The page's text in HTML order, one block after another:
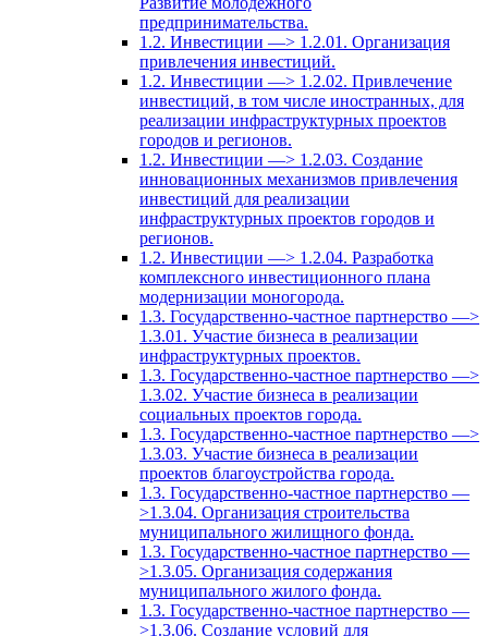
предпринимательства.
1.2. Инвестиции —> 1.2.01. Организация
привлечения инвестиций.
1.2. Инвестиции —> 1.2.02. Привлечение
инвестиций, в том числе иностранных, для
реализации инфраструктурных проектов
городов и регионов.
1.2. Инвестиции —> 1.2.03. Создание
инновационных механизмов привлечения
инвестиций для реализации
инфраструктурных проектов городов и
регионов.
1.2. Инвестиции —> 1.2.04. Разработка
комплексного инвестиционного плана
модернизации моногорода.
1.3. Государственно-частное партнерство —>
1.3.01. Участие бизнеса в реализации
инфраструктурных проектов.
1.3. Государственно-частное партнерство —>
1.3.02. Участие бизнеса в реализации
социальных проектов города.
1.3. Государственно-частное партнерство —>
1.3.03. Участие бизнеса в реализации
проектов благоустройства города.
1.3. Государственно-частное партнерство —
>1.3.04. Организация строительства
муниципального жилищного фонда.
1.3. Государственно-частное партнерство —
>1.3.05. Организация содержания
муниципального жилого фонда.
1.3. Государственно-частное партнерство —
>1.3.06. Создание условий для